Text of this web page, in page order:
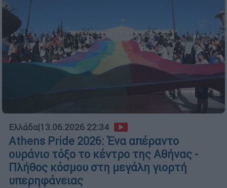
Ελλάδα|13.06.2026 22:34
Athens Pride 2026: Ένα απέραντο
ουράνιο τόξο το κέντρο της Αθήνας -
Πλήθος κόσμου στη μεγάλη γιορτή
υπερηφάνειας